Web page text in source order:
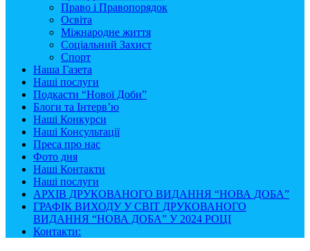
Право і Правопорядок
Освіта
Міжнародне життя
Соціальний Захист
Спорт
Наша Газета
Наші послуги
Подкасти “Нової Доби”
Блоги та Інтерв’ю
Наші Конкурси
Наші Консультації
Преса про нас
Фото дня
Наші Контакти
Наші послуги
АРХІВ ДРУКОВАНОГО ВИДАННЯ “НОВА ДОБА”
ГРАФІК ВИХОДУ У СВІТ ДРУКОВАНОГО
ВИДАННЯ “НОВА ДОБА” У 2024 РОЦІ
Контакти: